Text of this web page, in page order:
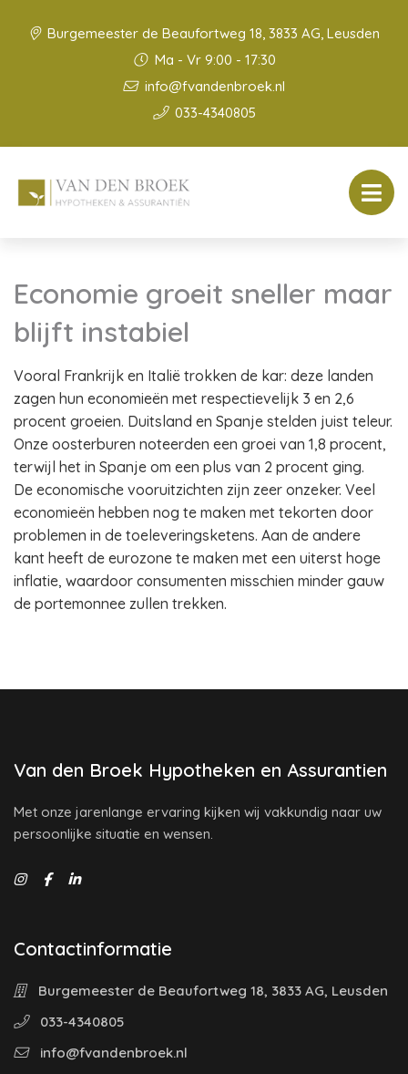
Burgemeester de Beaufortweg 18, 3833 AG, Leusden
Ma - Vr 9:00 - 17:30
info@fvandenbroek.nl
033-4340805
Economie groeit sneller maar
blijft instabiel
Vooral Frankrijk en Italië trokken de kar: deze landen
zagen hun economieën met respectievelijk 3 en 2,6
procent groeien. Duitsland en Spanje stelden juist teleur.
Onze oosterburen noteerden een groei van 1,8 procent,
terwijl het in Spanje om een plus van 2 procent ging.
De economische vooruitzichten zijn zeer onzeker. Veel
economieën hebben nog te maken met tekorten door
problemen in de toeleveringsketens. Aan de andere
kant heeft de eurozone te maken met een uiterst hoge
inflatie, waardoor consumenten misschien minder gauw
de portemonnee zullen trekken.
Van den Broek Hypotheken en Assurantien
Met onze jarenlange ervaring kijken wij vakkundig naar uw
persoonlijke situatie en wensen.
Contactinformatie
Burgemeester de Beaufortweg 18, 3833 AG, Leusden
033-4340805
info@fvandenbroek.nl